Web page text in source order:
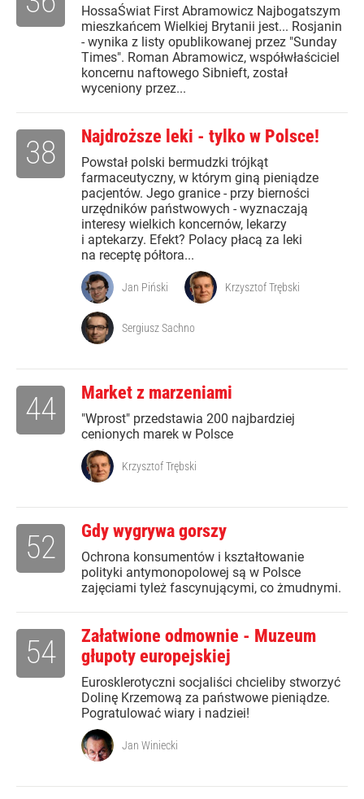
HossaŚwiat First Abramowicz Najbogatszym
mieszkańcem Wielkiej Brytanii jest... Rosjanin
- wynika z listy opublikowanej przez "Sunday
Times". Roman Abramowicz, współwłaściciel
koncernu naftowego Sibnieft, został
wyceniony przez...
Najdroższe leki - tylko w Polsce!
Powstał polski bermudzki trójkąt
farmaceutyczny, w którym giną pieniądze
pacjentów. Jego granice - przy bierności
urzędników państwowych - wyznaczają
interesy wielkich koncernów, lekarzy
i aptekarzy. Efekt? Polacy płacą za leki
na receptę półtora...
38
Jan Piński Krzysztof Trębski
Sergiusz Sachno
Market z marzeniami
"Wprost" przedstawia 200 najbardziej
cenionych marek w Polsce
44
Krzysztof Trębski
Gdy wygrywa gorszy
Ochrona konsumentów i kształtowanie
polityki antymonopolowej są w Polsce
zajęciami tyleż fascynującymi, co żmudnymi.
52
Załatwione odmownie - Muzeum
głupoty europejskiej
Eurosklerotyczni socjaliści chcieliby stworzyć
Dolinę Krzemową za państwowe pieniądze.
Pogratulować wiary i nadziei!
54
Jan Winiecki